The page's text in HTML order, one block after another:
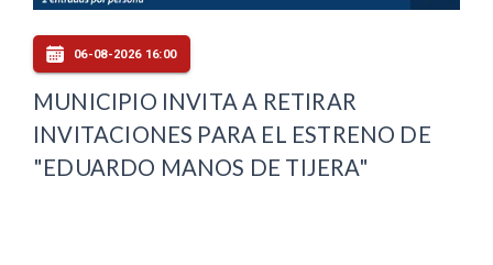
06-08-2026 16:00
MUNICIPIO INVITA A RETIRAR
INVITACIONES PARA EL ESTRENO DE
"EDUARDO MANOS DE TIJERA"